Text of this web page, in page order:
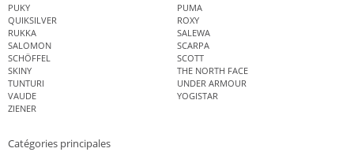
PUKY
PUMA
QUIKSILVER
ROXY
RUKKA
SALEWA
SALOMON
SCARPA
SCHÖFFEL
SCOTT
SKINY
THE NORTH FACE
TUNTURI
UNDER ARMOUR
VAUDE
YOGISTAR
ZIENER
Catégories principales